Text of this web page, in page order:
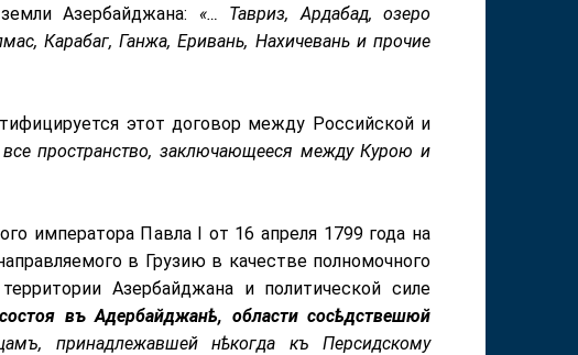
Азербайджана: «… Тавриз, Ардабад, озеро
Карабаг, Ганжа, Еривань, Нахичевань и прочие
этот договор между Российской и
пространство, заключающееся между Курою и
императора Павла I от 16 апреля 1799 года на
в Грузию в качестве полномочного
Азербайджана и политической силе
состоя въ Адербайджанѣ, области сосѣдствешюй
принадлежавшей нѣкогда къ Персидскому